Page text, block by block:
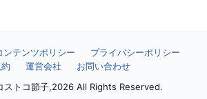
ンテンツポリシー
プライバシーポリシー
運営会社
お問い合わせ
トコ節子,2026 All Rights Reserved.